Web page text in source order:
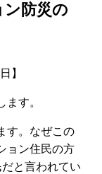
防災の
】
す。
す。なぜこの
ョン住民の方
と言われてい